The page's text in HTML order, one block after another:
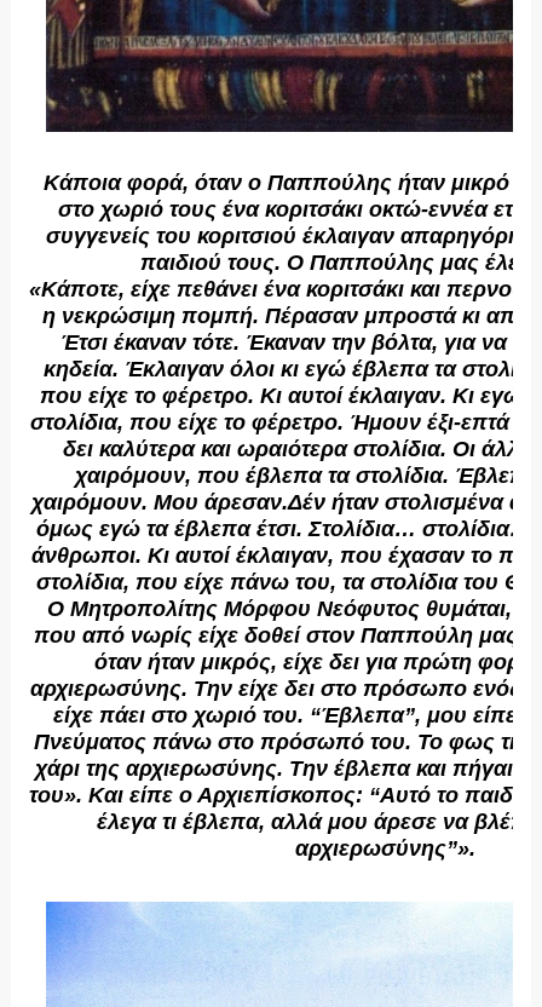
Κάποια φορά, όταν ο Παππούλης ήταν μικρό
στο χωριό τους ένα κοριτσάκι οκτώ-εννέα
συγγενείς του κοριτσιού έκλαιγαν
παιδιού τους. Ο Παππούλης μας έλεγε
«Κάποτε, είχε πεθάνει ένα κοριτσάκι και
η νεκρώσιμη πομπή. Πέρασαν μπροστά κι από
Έτσι έκαναν τότε. Έκαναν την βόλτα, για να
κηδεία. Έκλαιγαν όλοι κι εγώ έβλεπα τα
που είχε το φέρετρο. Κι αυτοί έκλαιγαν. Κι εγώ
στολίδια, που είχε το φέρετρο. Ήμουν έξι-επτά
δει καλύτερα και ωραιότερα στολίδια. Οι
χαιρόμουν, που έβλεπα τα στολίδια. Έβλεπα
χαιρόμουν. Μου άρεσαν.Δέν ήταν στολισμένα
όμως εγώ τα έβλεπα έτσι. Στολίδια… στολίδια…
άνθρωποι. Κι αυτοί έκλαιγαν, που έχασαν το
στολίδια, που είχε πάνω του, τα στολίδια του
Ο Μητροπολίτης Μόρφου Νεόφυτος θυμάται,
που από νωρίς είχε δοθεί στον Παππούλη μας:
όταν ήταν μικρός, είχε δει για πρώτη φορά
αρχιερωσύνης. Την είχε δει στο πρόσωπο ενός
είχε πάει στο χωριό του. “Έβλεπα”, μου είπε,
Πνεύματος πάνω στο πρόσωπό του. Το φως της
χάρι της αρχιερωσύνης. Την έβλεπα και
του». Και είπε ο Αρχιεπίσκοπος: “Αυτό το παιδί
έλεγα τι έβλεπα, αλλά μου άρεσε να
αρχιερωσύνης”».